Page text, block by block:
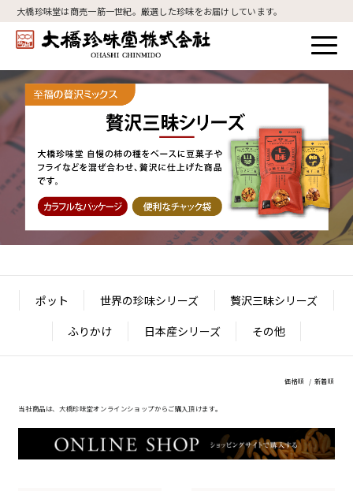
大橋珍味堂は商売一筋一世紀。厳選した珍味をお届けしています。
ポット 世界の珍味シリーズ
贅沢三昧シリーズ
ふりかけ
日本産シリーズ その他
価格順 新着順
当社商品は、大橋珍味堂オンラインショップからご購入頂けます。